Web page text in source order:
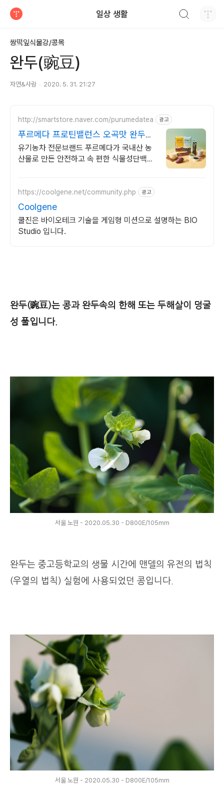
일상 생활
쌍떡잎식물강/콩목
완두(豌豆)
자연&사람 2020. 5. 31. 21:27
http://smartstore.naver.com/purumedatea 광고
푸르메다 프로틴밸런스 오곡맛 완두고
구마! 완두흑임자!
유기농차 전문브랜드 푸르메다가 국내산 농
산물로 만든 안전하고 속 편한 식물성단백질
https://coolgene.net/community.php 광고
Coolgene
쿨진은 바이오테크 기술을 게임형 미션으로 설명하는 BIO
Studio 입니다.
완두(豌豆)는 콩과 완두속의 한해 또는 두해살이 덩굴
성 풀입니다.
서울 노원 - 2020.05.30 - D800E/105mm
완두는 중고등학교의 생물 시간에 맨델의 유전의 법칙
(우열의 법칙) 실험에 사용되었던 콩입니다.
서울 노원 - 2020.05.30 - D800E/105mm